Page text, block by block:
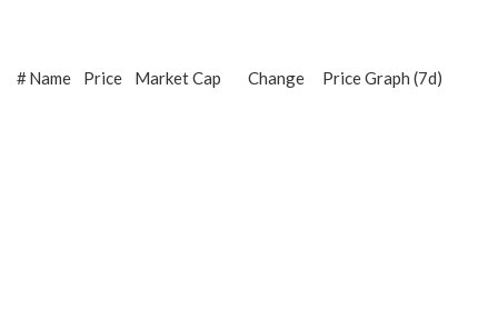
#Name Price Market Cap Change Price Graph (7d)